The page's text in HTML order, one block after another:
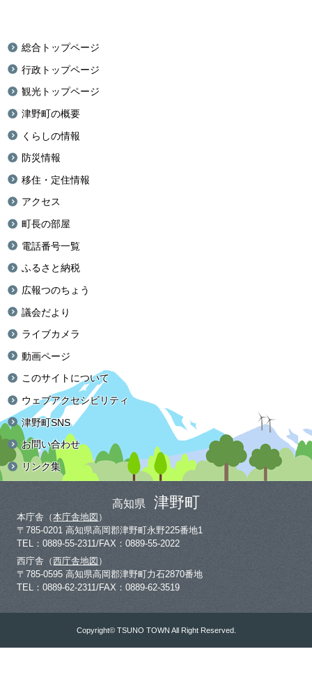
総合トップページ
行政トップページ
観光トップページ
津野町の概要
くらしの情報
防災情報
移住・定住情報
アクセス
町長の部屋
電話番号一覧
ふるさと納税
広報つのちょう
議会だより
ライブカメラ
動画ページ
このサイトについて
ウェブアクセシビリティ
津野町SNS
お問い合わせ
リンク集
高知県 津野町
本庁舎（本庁舎地図 ）
〒785-0201 高知県高岡郡津野町永野225番地1
TEL：0889-55-2311/FAX：0889-55-2022
西庁舎（西庁舎地図 ）
〒785-0595 高知県高岡郡津野町力石2870番地
TEL：0889-62-2311/FAX：0889-62-3519
Copyright© TSUNO TOWN All Right Reserved.